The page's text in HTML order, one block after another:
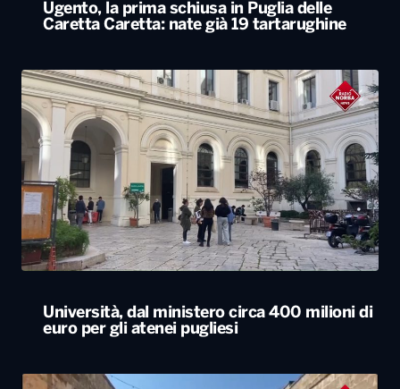
Ugento, la prima schiusa in Puglia delle
Caretta Caretta: nate già 19 tartarughine
Università, dal ministero circa 400 milioni di
euro per gli atenei pugliesi